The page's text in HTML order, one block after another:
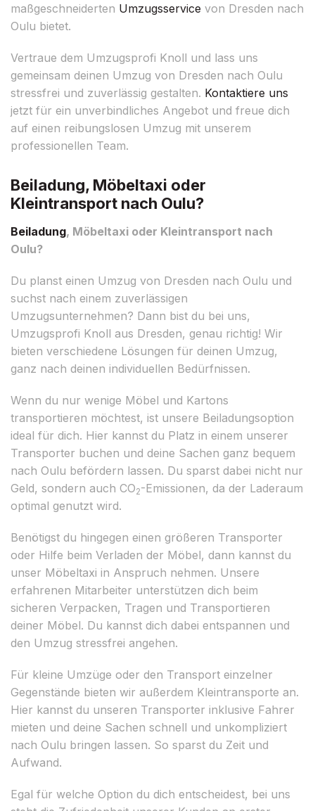
maßgeschneiderten Umzugsservice von Dresden nach
Oulu bietet.
Vertraue dem Umzugsprofi Knoll und lass uns
gemeinsam deinen Umzug von Dresden nach Oulu
stressfrei und zuverlässig gestalten. Kontaktiere uns
jetzt für ein unverbindliches Angebot und freue dich
auf einen reibungslosen Umzug mit unserem
professionellen Team.
Beiladung, Möbeltaxi oder
Kleintransport nach Oulu?
Beiladung, Möbeltaxi oder Kleintransport nach
Oulu?
Du planst einen Umzug von Dresden nach Oulu und
suchst nach einem zuverlässigen
Umzugsunternehmen? Dann bist du bei uns,
Umzugsprofi Knoll aus Dresden, genau richtig! Wir
bieten verschiedene Lösungen für deinen Umzug,
ganz nach deinen individuellen Bedürfnissen.
Wenn du nur wenige Möbel und Kartons
transportieren möchtest, ist unsere Beiladungsoption
ideal für dich. Hier kannst du Platz in einem unserer
Transporter buchen und deine Sachen ganz bequem
nach Oulu befördern lassen. Du sparst dabei nicht nur
Geld, sondern auch CO2-Emissionen, da der Laderaum
optimal genutzt wird.
Benötigst du hingegen einen größeren Transporter
oder Hilfe beim Verladen der Möbel, dann kannst du
unser Möbeltaxi in Anspruch nehmen. Unsere
erfahrenen Mitarbeiter unterstützen dich beim
sicheren Verpacken, Tragen und Transportieren
deiner Möbel. Du kannst dich dabei entspannen und
den Umzug stressfrei angehen.
Für kleine Umzüge oder den Transport einzelner
Gegenstände bieten wir außerdem Kleintransporte an.
Hier kannst du unseren Transporter inklusive Fahrer
mieten und deine Sachen schnell und unkompliziert
nach Oulu bringen lassen. So sparst du Zeit und
Aufwand.
Egal für welche Option du dich entscheidest, bei uns